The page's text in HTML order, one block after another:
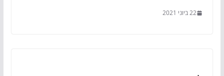
22 ביוני 2021